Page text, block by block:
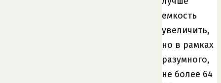
емкость
увеличить,
но в рамках
разумного,
не более 64